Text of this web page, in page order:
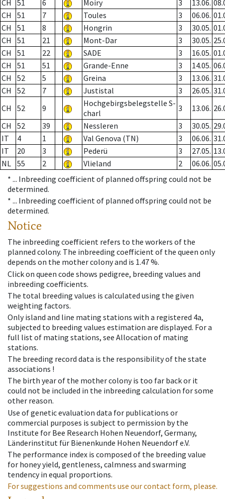
CH 51 6 Moiry 3 13.06.
CH
51 7 Toules 3 06.06.
CH
51 8 Hongrin 3 30.05.
CH
51 21 Mont-Dar 3 30.05.
CH
51 22 SADE 3 16.05.
CH
51 51 Grande-Enne 3 14.05.
CH
52 5 Greina 3 13.06.
CH
52 7 Justistal 3 26.05.
CH
52 9
Hochgebirgsbelegstelle S-
charl
3 13.06.
CH
52 39 Nessleren 3 30.05.
IT
4 1 Val Genova (TN) 3 06.06.
IT
20 3 Pederü 3 27.05.
NL 55 2 Vlieland 2 06.06.
* ... Inbreeding coefficient of planned offspring could not be
determined.
* ... Inbreeding coefficient of planned offspring could not be
determined.
Notice
The inbreeding coefficient refers to the workers of the
planned colony. The inbreeding coefficient of the queen only
depends on the mother colony and is 1.47 %.
Click on queen code shows pedigree, breeding values and
inbreeding coefficients.
The total breeding values is calculated using the given
weighting factors.
Only island and line mating stations with a registered 4a,
subjected to breeding values estimation are displayed. For a
full list of mating stations, see Allocation of mating
stations.
The breeding record data is the responsibility of the state
associations !
The birth year of the mother colony is too far back or it
could not be included in the inbreeding calculation for some
other reason.
Use of genetic evaluation data for publications or
commercial purposes is subject to permission by the
Institute for Bee Research Hohen Neuendorf, Germany,
Länderinstitut für Bienenkunde Hohen Neuendorf e.V.
The performance index is composed of the breeding value
for honey yield, gentleness, calmness and swarming
tendency in equal proportions.
For suggestions and comments use our contact form, please.